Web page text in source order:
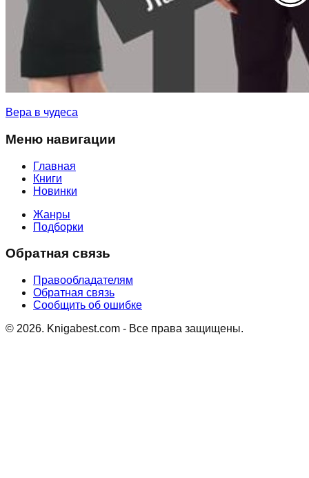
Вера в чудеса
Меню навигации
Главная
Книги
Новинки
Жанры
Подборки
Обратная связь
Правообладателям
Обратная связь
Сообщить об ошибке
© 2026. Knigabest.com - Все права защищены.